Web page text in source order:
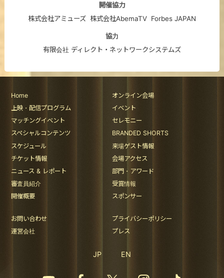
開催協力
株式会社アミューズ 株式会社AbemaTV Forbes JAPAN
協力
有限会社 ディレクト・ネットワークシステムズ
Home
オンライン会場
上映・配信プログラム
イベント
マッチングイベント
セレモニー
スペシャルコンテンツ
BRANDED SHORTS
スケジュール
来場ゲスト情報
チケット情報
会場アクセス
ニュース & レポート
部門・アワード
審査員紹介
受賞情報
開催概要
スポンサー
お問い合わせ
プライバシーポリシー
運営会社
プレス
JP EN